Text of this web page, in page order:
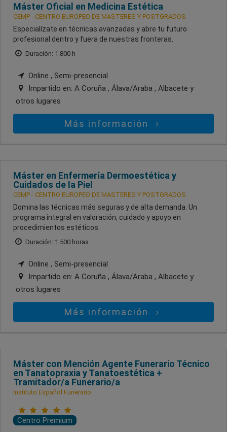
Máster Oficial en Medicina Estética
CEMP - CENTRO EUROPEO DE MASTERES Y POSTGRADOS
Especialízate en técnicas avanzadas y abre tu futuro
profesional dentro y fuera de nuestras fronteras.
Duración: 1.800 h
Online , Semi-presencial
Impartido en: A Coruña , Álava/Araba , Albacete y
otros lugares
Más información
Máster en Enfermería Dermoestética y
Cuidados de la Piel
CEMP - CENTRO EUROPEO DE MASTERES Y POSTGRADOS
Domina las técnicas más seguras y de alta demanda. Un
programa integral en valoración, cuidado y apoyo en
procedimientos estéticos.
Duración: 1.500 horas
Online , Semi-presencial
Impartido en: A Coruña , Álava/Araba , Albacete y
otros lugares
Más información
Máster con Mención Agente Funerario Técnico
en Tanatopraxia y Tanatoestética +
Tramitador/a Funerario/a
Instituto Español Funerario
Centro Premium